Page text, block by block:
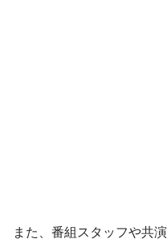
また、番組スタッフや共